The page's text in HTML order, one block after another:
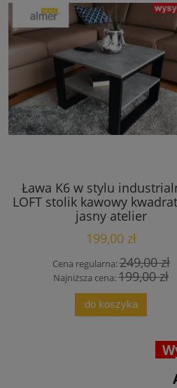
Ława K6 w stylu
LOFT stolik kawowy
jasny atelier
199,00 zł
Cena regularna:249,00 zł
Najniższa cena:199,00 zł
do koszyka